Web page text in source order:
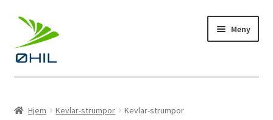
Hopp
navigasjon
Hopp
innhold
Meny
Hjem Kevlar-strumpor Kevlar-strumpor